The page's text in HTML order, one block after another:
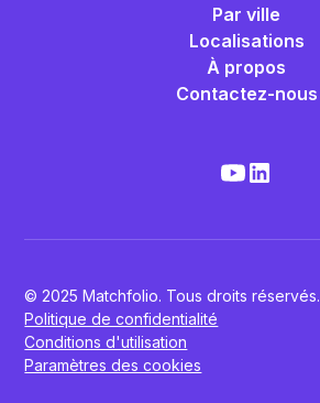
Par ville
Localisations
À propos
Contactez-nous
© 2025 Matchfolio. Tous droits réservés.
Politique de confidentialité
Conditions d'utilisation
Paramètres des cookies